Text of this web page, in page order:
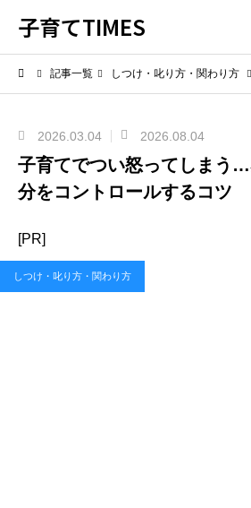
子育てTIMES
記事一覧 しつけ・叱り方・関わり方
2026.03.04 2026.08.04
子育てでつい怒ってしまう
分をコントロールするコツ
[PR]
しつけ・叱り方・関わり方